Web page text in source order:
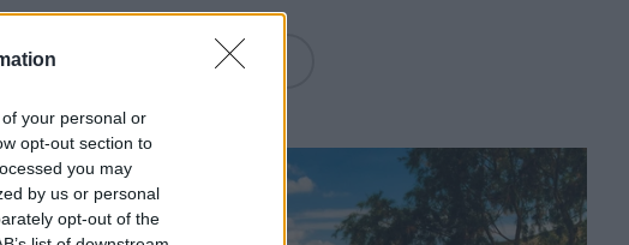
your personal or
opt-out section to
you may
by us or personal
opt-out of the
Διαβάστε Περισσότερα